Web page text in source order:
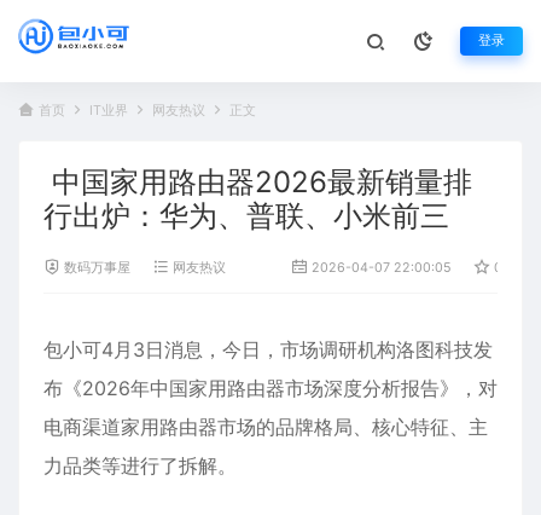
登录
首页 IT业界 网友热议 正文
中国家用路由器2026最新销量排
行出炉：华为、普联、小米前三
数码万事屋 网友热议 2026-04-07 22:00:05 0
包小可4月3日消息，今日，市场调研机构洛图科技发
布《2026年中国家用路由器市场深度分析报告》，对
电商渠道家用路由器市场的品牌格局、核心特征、主
力品类等进行了拆解。